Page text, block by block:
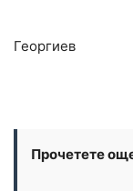
Георгиев
Прочетете